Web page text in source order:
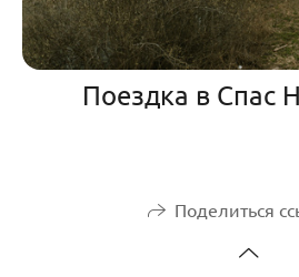
Поездка в Спас
Поделиться